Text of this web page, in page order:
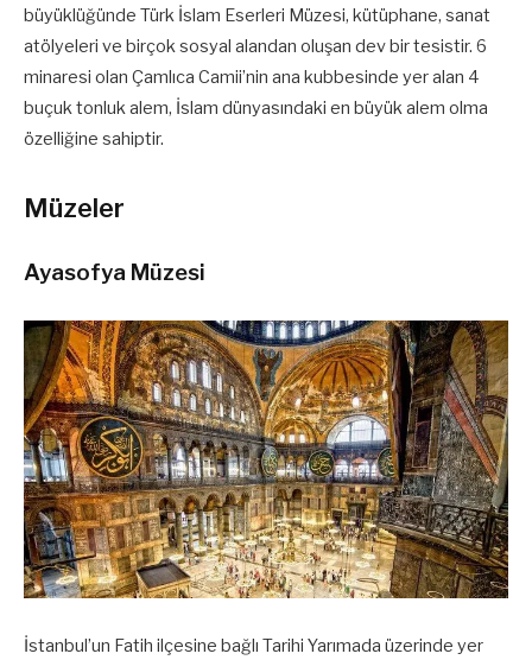
büyüklüğünde Türk İslam Eserleri Müzesi, kütüphane, sanat
atölyeleri ve birçok sosyal alandan oluşan dev bir tesistir. 6
minaresi olan Çamlıca Camii’nin ana kubbesinde yer alan 4
buçuk tonluk alem, İslam dünyasındaki en büyük alem olma
özelliğine sahiptir.
Müzeler
Ayasofya Müzesi
İstanbul’un Fatih ilçesine bağlı Tarihi Yarımada üzerinde yer